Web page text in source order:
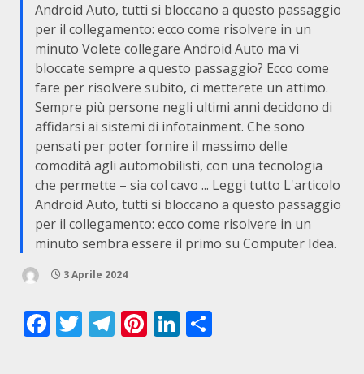
Android Auto, tutti si bloccano a questo passaggio
per il collegamento: ecco come risolvere in un
minuto Volete collegare Android Auto ma vi
bloccate sempre a questo passaggio? Ecco come
fare per risolvere subito, ci metterete un attimo.
Sempre più persone negli ultimi anni decidono di
affidarsi ai sistemi di infotainment. Che sono
pensati per poter fornire il massimo delle
comodità agli automobilisti, con una tecnologia
che permette – sia col cavo ... Leggi tutto L'articolo
Android Auto, tutti si bloccano a questo passaggio
per il collegamento: ecco come risolvere in un
minuto sembra essere il primo su Computer Idea.
3 Aprile 2024
Facebook
Twitter
Telegram
Pinterest
LinkedIn